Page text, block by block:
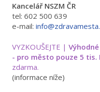
Kancelář NSZM ČR
tel: 602 500 639
e-mail:
VYZKOUŠEJTE |
- pro město pouze 5 tis.
zdarma.
(informace níže)